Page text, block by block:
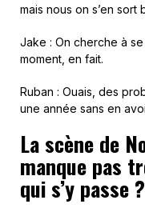
mais nous on s’en
Jake : On cherche à
moment, en fait.
Ruban : Ouais, des
une année sans en
La scène de
manque pas
qui s’y passe ?